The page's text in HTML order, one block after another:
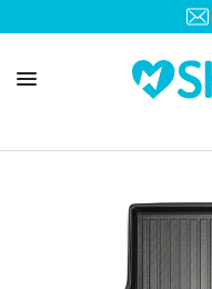
30